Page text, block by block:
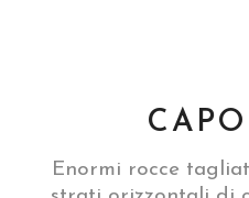
Enormi rocce